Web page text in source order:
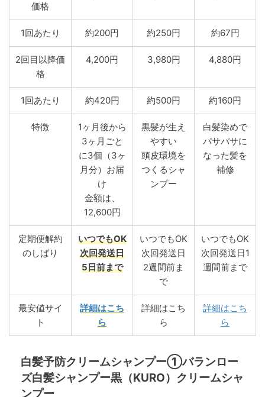
価格
1回あたり 約200円 約250円 約67円
2回目以降価
格
4,200円 3,980円 4,880円
1回あたり 約420円 約500円 約160円
特徴
1ヶ月後から
3ヶ月ごと
に3個（3ヶ
月分）お届
け
金額は、
12,600円
黒髪が生え
やすい
頭皮環境を
つくるシャ
ンプー
白髪染めで
パサパサに
なった髪を
補修
定期便解約
のしばり
いつでもOK
次回発送日
5日前まで
いつでもOK
次回発送日
2週間前ま
で
いつでもOK
次回発送日1
週間前まで
最安値サイ
ト
詳細はこち
ら
詳細はこち
ら
詳細はこち
ら
白髪予防クリームシャンプー①バランロー
ズ白髪シャンプー黒（KURO）クリームシャ
ンプー